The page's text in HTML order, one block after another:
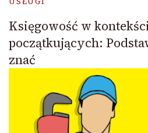
Księgowość w
początkujących:
znać